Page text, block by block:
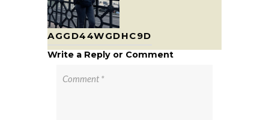
AGGD44WGDHC9D
Write a Reply or Comment